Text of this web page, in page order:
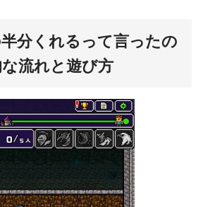
分くれるって言ったの
流れと遊び方